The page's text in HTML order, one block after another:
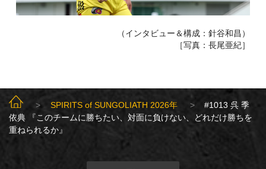
SUNGOLIATH TOP
SPIRITS of SUNGOLIATH 2026年
#1013 呉 季
依典 『このチームに勝ちたい、対面に負けない、どれだけ勝ちを
重ねられるか』
（インタビュー＆構成：針谷和昌）
［写真：長尾亜紀］